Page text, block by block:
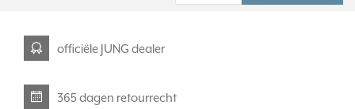
officiële JUNG dealer
365 dagen retourrecht